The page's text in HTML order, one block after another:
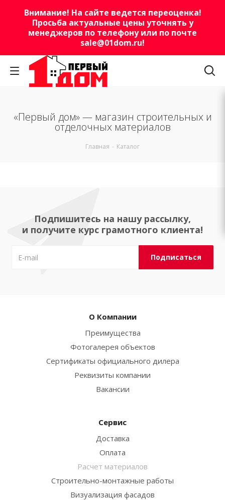
Внимание! На сайте ведется переоценка!
Просьба актуальные цены уточнять у
менеджеров по телефону или по почте
sale@01dom.ru!
«Первый дом» — магазин строительных и
отделочных материалов
Главная - Каталог
Подпишитесь на нашу рассылку,
и получите курс грамотного клиента!
О Компании
Преимущества
Фотогалерея объектов
Сертификаты официального дилера
Реквизиты компании
Вакансии
Сервис
Доставка
Оплата
Расчет материалов
Строительно-монтажные работы
Визуализация фасадов